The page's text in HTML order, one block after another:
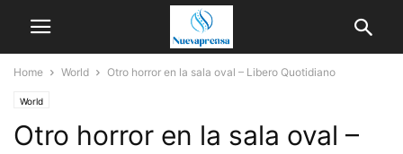
Home World Otro horror en la sala oval – Libero Quotidiano
World
Otro horror en la sala oval –